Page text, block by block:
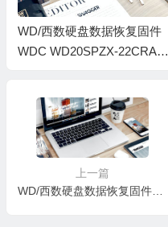
WD/西数硬盘数据恢复固件
WDC WD20SPZX-22CRAT0
上一篇
WD/西数硬盘数据恢复固件WDC WD20SMZW-11JW8S0-01.01A01-WD-WXG1E888U3N8-0006004T-1860